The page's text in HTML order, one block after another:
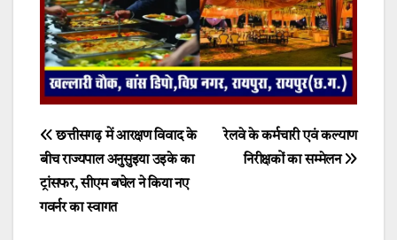
Post
navigation
रेलवे के कर्मचारी एवं कल्याण
निरीक्षकों का सम्मेलन
छत्तीसगढ़ में आरक्षण विवाद के
बीच राज्यपाल अनुसुइया उइके का
ट्रांसफर, सीएम बघेल ने किया नए
गवर्नर का स्वागत